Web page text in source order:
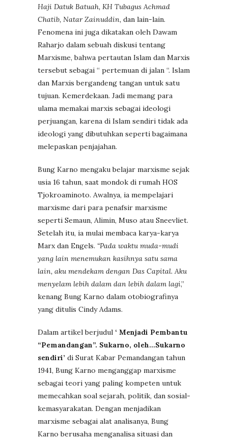
Haji Datuk Batuah, KH Tubagus Achmad
Chatib, Natar Zainuddin, dan lain-lain.
Fenomena ini juga dikatakan oleh Dawam
Raharjo dalam sebuah diskusi tentang
Marxisme, bahwa pertautan Islam dan Marxis
tersebut sebagai “ pertemuan di jalan “. Islam
dan Marxis bergandeng tangan untuk satu
tujuan. Kemerdekaan. Jadi memang para
ulama memakai marxis sebagai ideologi
perjuangan, karena di Islam sendiri tidak ada
ideologi yang dibutuhkan seperti bagaimana
melepaskan penjajahan.
Bung Karno mengaku belajar marxisme sejak
usia 16 tahun, saat mondok di rumah HOS
Tjokroaminoto. Awalnya, ia mempelajari
marxisme dari para penafsir marxisme
seperti Semaun, Alimin, Muso atau Sneevliet.
Setelah itu, ia mulai membaca karya-karya
Marx dan Engels. “Pada waktu muda-mudi
yang lain menemukan kasihnya satu sama
lain, aku mendekam dengan Das Capital. Aku
menyelam lebih dalam dan lebih dalam lagi,”
kenang Bung Karno dalam otobiografinya
yang ditulis Cindy Adams.
Dalam artikel berjudul ‘ Menjadi Pembantu
“Pemandangan”. Sukarno, oleh…Sukarno
sendiri’ di Surat Kabar Pemandangan tahun
1941, Bung Karno menganggap marxisme
sebagai teori yang paling kompeten untuk
memecahkan soal sejarah, politik, dan sosial-
kemasyarakatan. Dengan menjadikan
marxisme sebagai alat analisanya, Bung
Karno berusaha menganalisa situasi dan